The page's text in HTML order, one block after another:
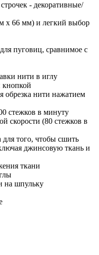
- декоративные/
x 66 мм) и легкий выбор
пуговиц, сравнимое с
нити в иглу
кнопкой
обрезка нити нажатием
стежков в минуту
скорости (80 стежков в
того, чтобы сшить
джинсовую ткань и
ткани
на шпульку